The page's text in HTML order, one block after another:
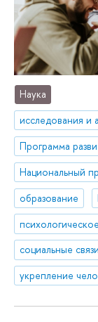
Наука
исследования и
Программа
образование
социальные связи
укрепление